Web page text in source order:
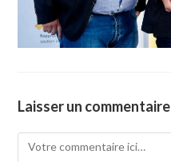
Laisser un commentaire